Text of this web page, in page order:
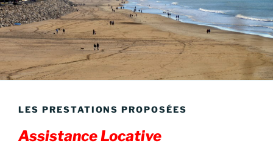
LES PRESTATIONS PROPOSÉES
Assistance Locative